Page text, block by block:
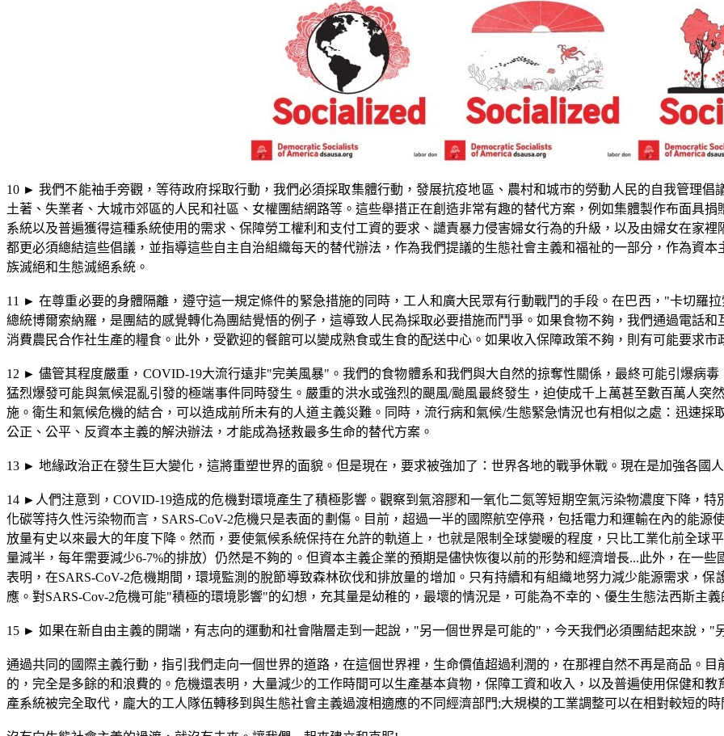
10 ► 我們不能袖手旁觀，等待政府採取行動，我們必須採取集體行動，發展抗疫地區、農村和城市的勞動人民的自我管理倡
土著、失業者、大城市郊區的人民和社區、女權團結網路等。這些舉措正在創造非常有趣的替代方案，例如集體製作布面具
系統以及普遍獲得這種系統使用的需求、保障勞工權利和支付工資的要求、譴責暴力侵害婦女行為的升級，以及由婦女在家
都更必須總結這些倡議，並指導這些自主自治組織每天的替代辦法，作為我們提議的生態社會主義和福祉的一部分，作為資
族滅絕和生態滅絕系統。
11 ► 在尊重必要的身體隔離，遵守這一規定條件的緊急措施的同時，工人和廣大民眾有行動戰鬥的手段。在巴西， "卡切羅
總統博爾索納羅，是團結的感覺轉化為團結覺悟的例子，這導致人民為採取必要措施而鬥爭。如果食物不夠，我們通過電話
消費農民合作社生產的糧食。此外，受歡迎的餐館可以變成熟食或生食的配送中心。如果收入保障政策不夠，則有可能要求市
12 ► 儘管其程度嚴重， COVID-19大流行遠非"完美風暴" 。我們的食物體系和我們與大自然的掠奪性關係，最終可能引爆病
猛烈爆發可能與氣候混亂引發的極端事件同時發生。嚴重的洪水或強烈的颶風/颱風最終發生，迫使成千上萬甚至數百萬人突
施。衛生和氣候危機的結合，可以造成前所未有的人道主義災難。同時，流行病和氣候/生態緊急情況也有相似之處：迅速採
公正、公平、反資本主義的解決辦法，才能成為拯救最多生命的替代方案。
13 ► 地緣政治正在發生巨大變化，這將重塑世界的面貌。但是現在，要求被強加了：世界各地的戰爭休戰。現在是加強各國人
14 ► 人們注意到，COVID-19造成的危機對環境產生了積極影響。觀察到氣溶膠和一氧化二氮等短期空氣污染物濃度下降，
化碳等持久性污染物而言， SARS-CoV-2危機只是表面的劃傷。目前，超過一半的國際航空停飛，包括電力和運輸在內的能源
放量有史以來最大的年度下降。然而，要使氣候系統保持在允許的軌道上，也就是限制全球變暖的程度，只比工業化前全球
量減半，每年需要減少6-7%的排放）仍然是不夠的。但資本主義企業的預期是儘快恢復以前的形勢和經濟增長...此外，在一些
表明，在SARS-CoV-2危機期間，環境監測的脫節導致森林砍伐和排放量的增加。只有持續和有組織地努力減少能源需求，
應。對SARS-Cov-2危機可能"積極的環境影響"的幻想，充其量是幼稚的，最壞的情況是，可能為不幸的、優生生態法西斯主
15 ► 如果在新自由主義的開端，有志向的運動和社會階層走到一起說， "另一個世界是可能的" ，今天我們必須團結起來說， "
通過共同的國際主義行動，指引我們走向一個世界的道路，在這個世界裡，生命價值超過利潤的，在那裡自然不再是商品。
的，完全是多餘的和浪費的。危機還表明，大量減少的工作時間可以生產基本貨物，保障工資和收入，以及普遍使用保健和
產系統被完全取代，龐大的工人隊伍轉移到與生態社會主義過渡相適應的不同經濟部門;大規模的工業調整可以在相對較短的